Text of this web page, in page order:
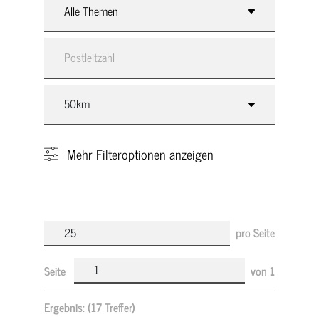
Alle Themen
Mehr Filteroptionen anzeigen
pro Seite
Seite von 1
Ergebnis:(17 Treffer)